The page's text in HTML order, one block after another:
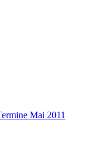
Mai 2011